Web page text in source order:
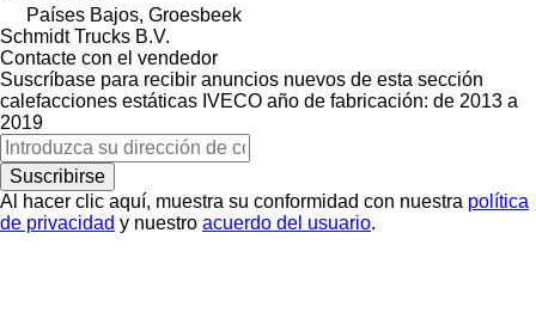
Países Bajos, Groesbeek
Schmidt Trucks B.V.
Contacte con el vendedor
Suscríbase para recibir anuncios nuevos de esta sección
calefacciones estáticas IVECO año de fabricación: de 2013 a
2019
Suscribirse
Al hacer clic aquí, muestra su conformidad con nuestra política
de privacidad y nuestro acuerdo del usuario.